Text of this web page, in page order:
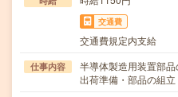
交通費
交通費規定内支給
仕事内容
半導体製造用装置部
出荷準備・部品の組